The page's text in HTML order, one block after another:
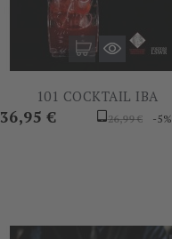
101 COCKTAIL IBA
Prezzo
36,95 €
Prezzo
26,99 € -5%